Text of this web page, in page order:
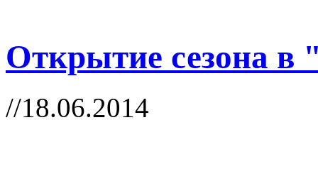
Открытие сезона в
//18.06.2014